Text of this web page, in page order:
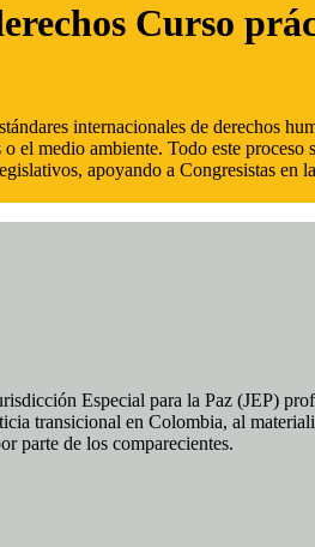
Curso
internacionales de derechos
medio ambiente. Todo este proceso
apoyando a Congresistas en
Especial para la Paz (JEP)
transicional en Colombia, al
parte de los comparecientes.